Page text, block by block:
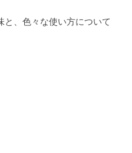
、色々な使い方について